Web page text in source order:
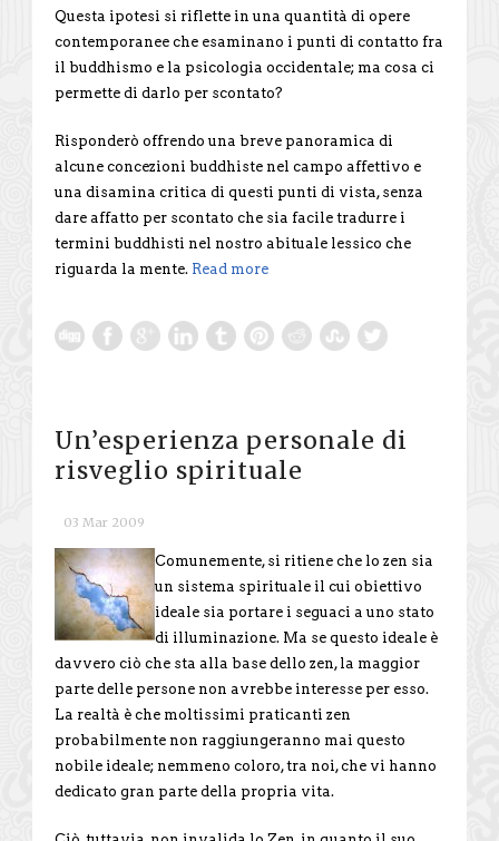
Questa ipotesi si riflette in una quantità di opere
contemporanee che esaminano i punti di contatto fra
il buddhismo e la psicologia occidentale; ma cosa ci
permette di darlo per scontato?
Risponderò offrendo una breve panoramica di
alcune concezioni buddhiste nel campo affettivo e
una disamina critica di questi punti di vista, senza
dare affatto per scontato che sia facile tradurre i
termini buddhisti nel nostro abituale lessico che
riguarda la mente. Read more
Un’esperienza personale di
risveglio spirituale
03 Mar 2009
Comunemente, si ritiene che lo zen sia
un sistema spirituale il cui obiettivo
ideale sia portare i seguaci a uno stato
di illuminazione. Ma se questo ideale è
davvero ciò che sta alla base dello zen, la maggior
parte delle persone non avrebbe interesse per esso.
La realtà è che moltissimi praticanti zen
probabilmente non raggiungeranno mai questo
nobile ideale; nemmeno coloro, tra noi, che vi hanno
dedicato gran parte della propria vita.